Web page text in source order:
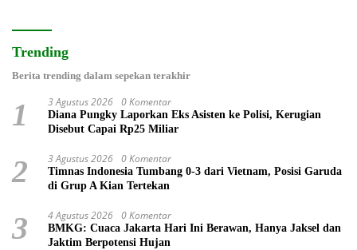
Trending
Berita trending dalam sepekan terakhir
1 3 Agustus 2026 0 Komentar
Diana Pungky Laporkan Eks Asisten ke Polisi, Kerugian
Disebut Capai Rp25 Miliar
2 3 Agustus 2026 0 Komentar
Timnas Indonesia Tumbang 0-3 dari Vietnam, Posisi Garuda
di Grup A Kian Tertekan
3 4 Agustus 2026 0 Komentar
BMKG: Cuaca Jakarta Hari Ini Berawan, Hanya Jaksel dan
Jaktim Berpotensi Hujan